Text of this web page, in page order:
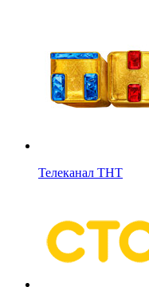
Телеканал ТНТ